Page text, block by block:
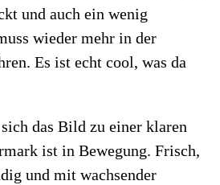
und auch ein wenig
wieder mehr in der
Es ist echt cool, was da
das Bild zu einer klaren
ist in Bewegung. Frisch,
und mit wachsender